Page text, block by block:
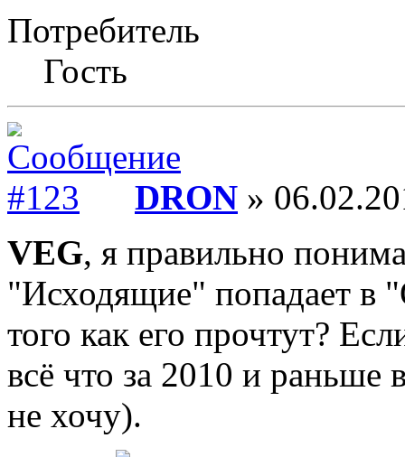
Потребитель
Гость
DRON »
VEG, я правильно
"Исходящие" попадает в
того как его прочтут?
всё что за 2010 и раньше
не хочу).